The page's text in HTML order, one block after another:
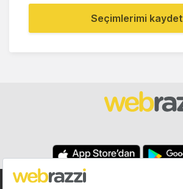
Seçimlerimi kaydet